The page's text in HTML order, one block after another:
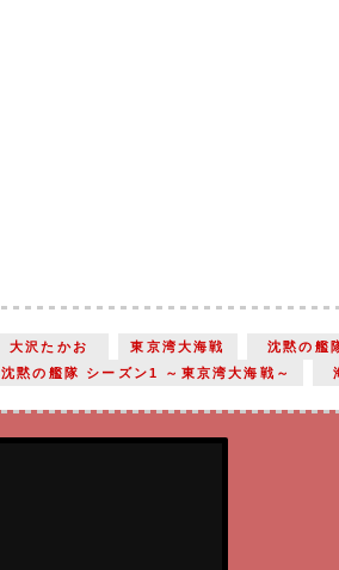
大沢たかお 東京湾大海戦 沈黙の艦
沈黙の艦隊 シーズン1 ～東京湾大海戦～